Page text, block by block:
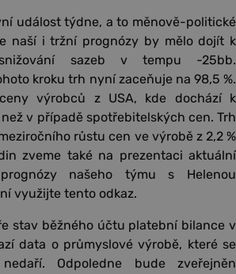
událost týdne, a to měnově-politické
naší i tržní prognózy by mělo dojít k
sazeb v tempu -25bb.
kroku trh nyní zaceňuje na 98,5 %.
výrobců z USA, kde dochází k
v případě spotřebitelských cen. Trh
růstu cen ve výrobě z 2,2 %
zveme také na prezentaci aktuální
prognózy našeho týmu s Helenou
využijte tento odkaz.
stav běžného účtu platební bilance v
data o průmyslové výrobě, které se
Odpoledne bude zveřejněn